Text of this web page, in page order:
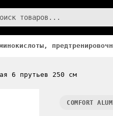
6 прутьев 250 см
COMFORT